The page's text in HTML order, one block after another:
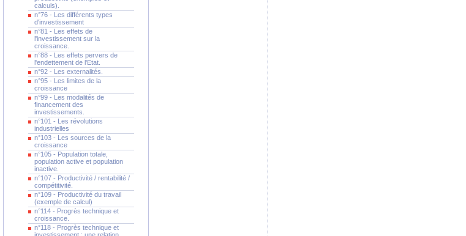
calculs).
n°76 - Les différents types
d'investissement
n°81 - Les effets de
l'investissement sur la
croissance.
n°88 - Les effets pervers de
l'endettement de l'Etat.
n°92 - Les externalités.
n°95 - Les limites de la
croissance
n°99 - Les modalités de
financement des
investissements.
n°101 - Les révolutions
industrielles
n°103 - Les sources de la
croissance
n°105 - Population totale,
population active et population
inactive.
n°107 - Productivité / rentabilité /
compétitivité.
n°109 - Productivité du travail
(exemple de calcul)
n°114 - Progrès technique et
croissance.
n°118 - Progrès technique et